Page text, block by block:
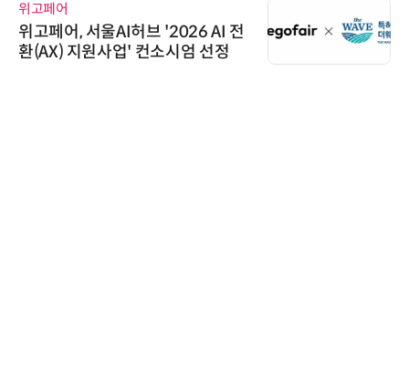
에이블스토어
시놀로지, SK네트웍스서비스와 영
상 보안 카메라 국내 독점 판매 파